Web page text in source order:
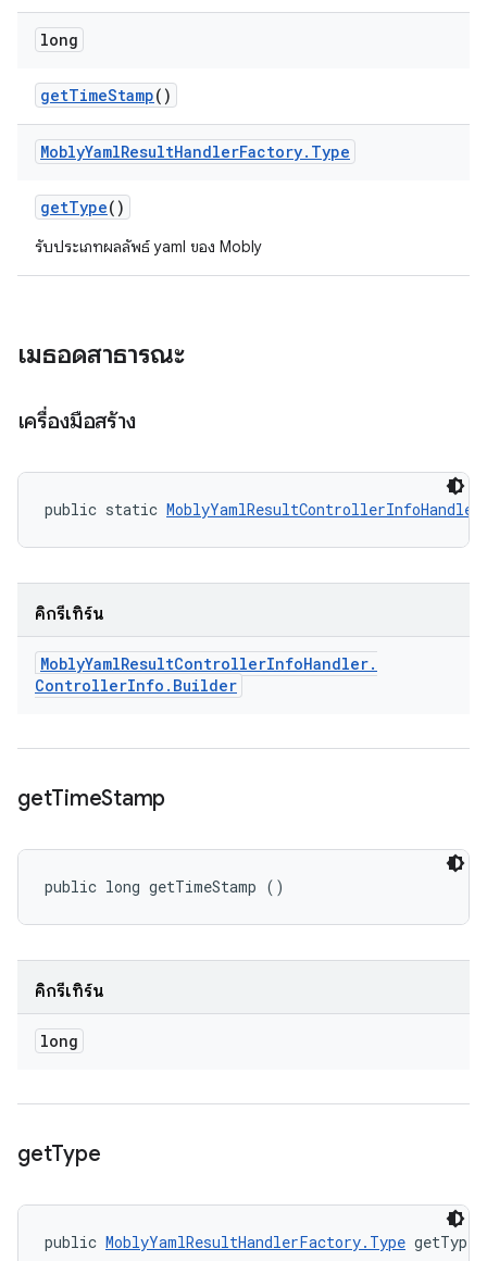
long
getTimeStamp()
MoblyYamlResultHandlerFactory. Type
getType()
รับประเภทผลลัพธ์ yaml ของ Mobly
เมธอดสาธารณะ
เครื่องมือสร้าง
public static
คิกรีเทิร์น
MoblyYamlResultControllerInfoHandler.
ControllerInfo . Builder
getTimeStamp
public long getTimeStamp ()
คิกรีเทิร์น
long
getType
public MoblyYamlResultHandlerFactory.Type